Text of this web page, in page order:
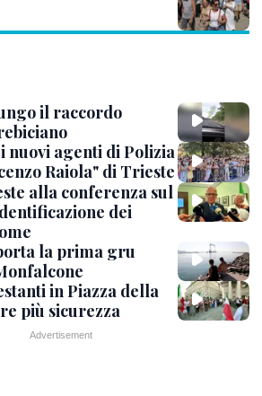
il raccordo
agenti di Polizia
Raiola" di Trieste
alla conferenza sul
dei
la prima gru
in Piazza della
più sicurezza